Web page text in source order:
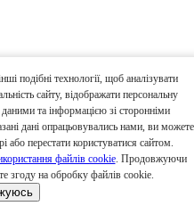
подібні технології, щоб аналізувати
сайту, відображати персональну
та інформацією зі сторонніми
дані опрацьовувались нами, ви можете
або перестати користуватися сайтом.
файлів cookie. Продовжуючи
згоду на обробку файлів cookie.